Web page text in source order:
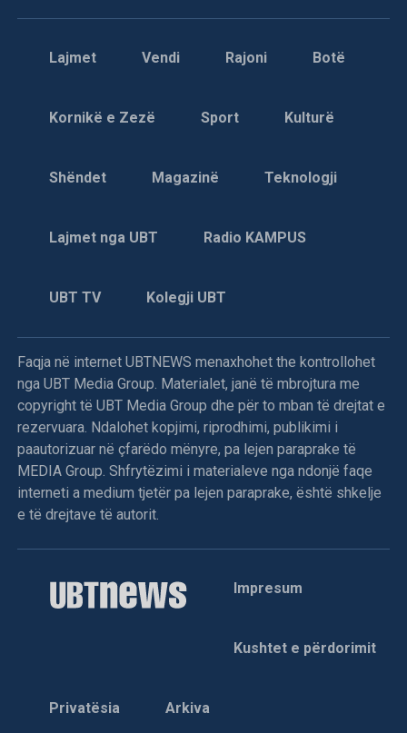
Lajmet Vendi Rajoni Botë
Kornikë e Zezë Sport Kulturë
Shëndet Magazinë Teknologji
Lajmet nga UBT Radio KAMPUS
UBT TV Kolegji UBT
Faqja në internet UBTNEWS menaxhohet the kontrollohet
nga UBT Media Group. Materialet, janë të mbrojtura me
copyright të UBT Media Group dhe për to mban të drejtat e
rezervuara. Ndalohet kopjimi, riprodhimi, publikimi i
paautorizuar në çfarëdo mënyre, pa lejen paraprake të
MEDIA Group. Shfrytëzimi i materialeve nga ndonjë faqe
interneti a medium tjetër pa lejen paraprake, është shkelje
e të drejtave të autorit.
Impresum
Kushtet e përdorimit
Privatësia Arkiva